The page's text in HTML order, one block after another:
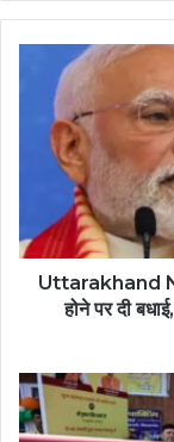
Uttarakhand
होने पर दी